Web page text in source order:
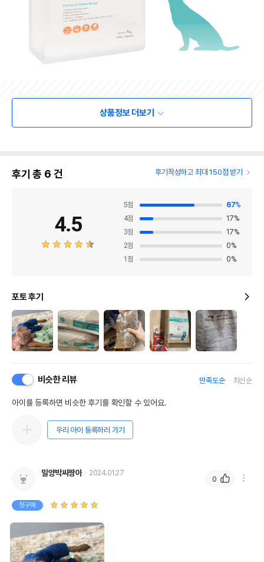
상품정보 더보기
후기 총 6 건 후기작성하고 최대 150점 받기
4.5
5점 67%
4점 17%
3점 17%
2점 0%
1 점 0%
포토 후기
비슷한 리뷰 만족도순 최신순
아이를 등록하면 비슷한 후기를 확인할 수 있어요.
우리 아이 등록하러 가기
밀양박씨짱아 2024.01.27
첫구매
0